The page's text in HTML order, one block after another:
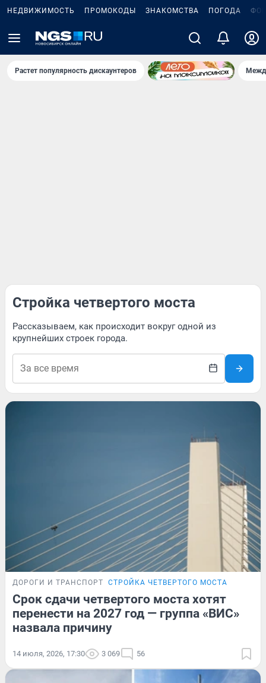
НЕДВИЖИМОСТЬ ПРОМОКОДЫ ЗНАКОМСТВА ПОГОДА
Растет популярность дискаунтеров
Стройка четвертого моста
Рассказываем, как происходит вокруг одной из
крупнейших строек города.
ДОРОГИ И ТРАНСПОРТ СТРОЙКА ЧЕТВЕРТОГО МОСТА
Срок сдачи четвертого моста хотят
перенести на 2027 год — группа «ВИС»
назвала причину
14 июля, 2026, 17:30 3 069 56